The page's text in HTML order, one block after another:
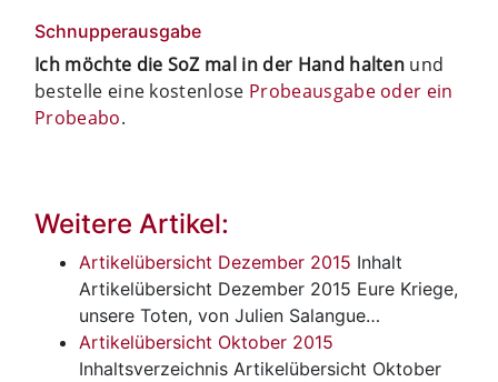
Schnupperausgabe
Ich möchte die SoZ mal in der Hand halten und
bestelle eine kostenlose Probeausgabe oder ein
Probeabo.
Weitere Artikel:
Artikelübersicht Dezember 2015 Inhalt
Artikelübersicht Dezember 2015 Eure Kriege,
unsere Toten, von Julien Salangue…
Artikelübersicht Oktober 2015
Inhaltsverzeichnis Artikelübersicht Oktober